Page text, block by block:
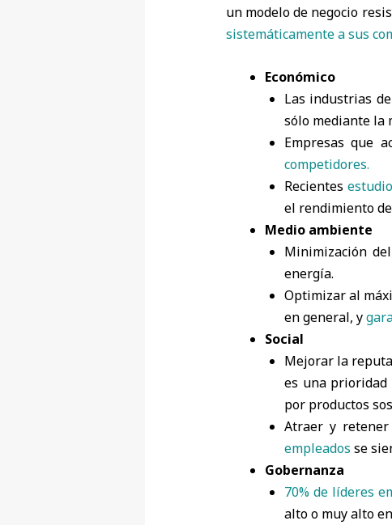
un modelo de negocio
sistemáticamente a sus
Económico
Las industrias
sólo mediante la
Empresas que
competidores.
Recientes
el rendimiento
Medio ambiente
Minimización
energía.
Optimizar al
en general, y
Social
Mejorar la
es una prioridad
por productos
Atraer y retener
empleados se
Gobernanza
70% de líderes
alto o muy alto